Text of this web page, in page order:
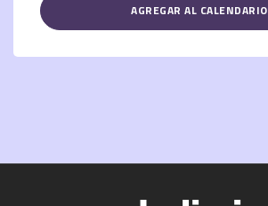
AGREGAR AL CALENDARIO